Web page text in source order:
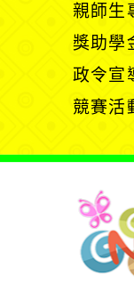
親師生
獎助學
政令宣
競賽活